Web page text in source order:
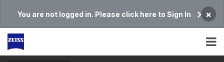
You are not logged in. Please click here to Sign In ×